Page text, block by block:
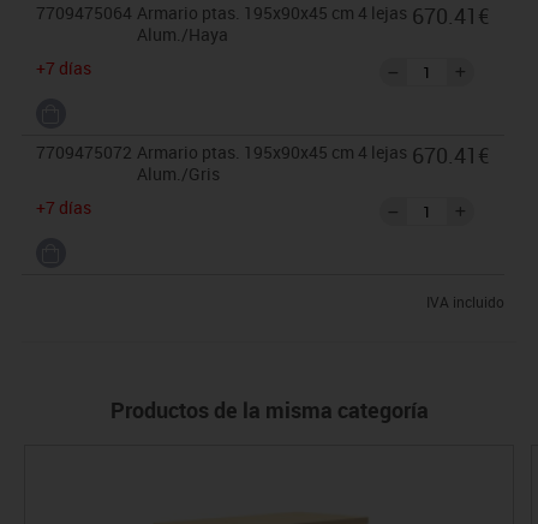
7709475064 Armario ptas. 195x90x45 cm 4 lejas
Alum./Haya
+7 días
670.41€
7709475072 Armario ptas. 195x90x45 cm 4 lejas
Alum./Gris
+7 días
670.41€
IVA incluido
Productos de la misma categoría